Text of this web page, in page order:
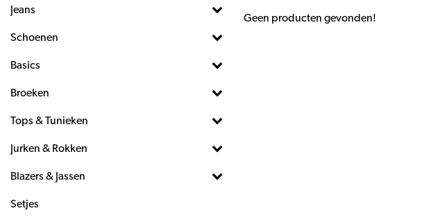
Jeans
Schoenen
Basics
Broeken
Tops & Tunieken
Jurken & Rokken
Blazers & Jassen
Setjes
Geen producten gevonden!